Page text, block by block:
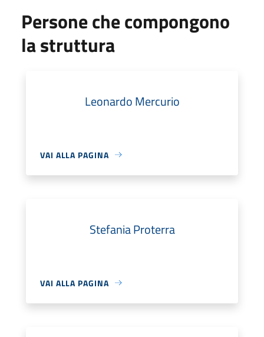
Persone che compongono
la struttura
Leonardo Mercurio
VAI ALLA PAGINA
Stefania Proterra
VAI ALLA PAGINA